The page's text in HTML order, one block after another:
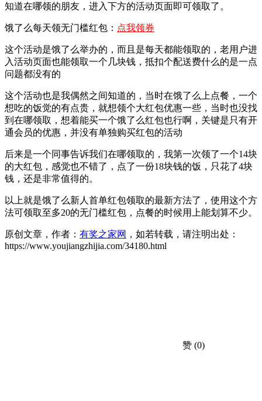
知道在哪领的朋友，进入下方的活动页面即可领取了。
饿了么每天领无门槛红包： 点我领券
这个活动是饿了么举办的，而且是每天都能领取的，老用户进
入活动页面也能领取一个几块钱，抵扣个配送费什么的是一点
问题都没有的
这个活动也是我偶然之间知道的，当时在饿了么上点餐，一个
想吃的饭觉的有点贵，就想领个大红包优惠一些，当时也没找
到在哪领取，想着能买一个饿了么红包也行啊，关键是只有开
通会员的优惠，并没有单独购买红包的活动
后来是一个同事告诉我们在哪领取的，我第一次领了一个14块
的大红包，感觉也不错了，点了一份18块钱的饭，只花了4块
钱，还是非常值得的。
以上就是饿了么新人首单红包领取的最新方法了，使用这个方
法可领取至多20的无门槛红包，点餐的时候用上能划算不少。
原创文章，作者： 有奖之家网 ，如若转载，请注明出处：
https://www.youjiangzhijia.com/34180.html
赞 (0)